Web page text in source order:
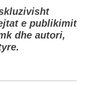
e publikimit
dhe autori,